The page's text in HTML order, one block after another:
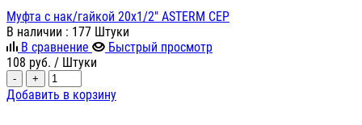
Муфта с нак/гайкой 20х1/2" ASTERM СЕР
В наличии : 177 Штуки
В сравнение
Быстрый просмотр
108 руб. / Штуки
- +
Добавить в корзину